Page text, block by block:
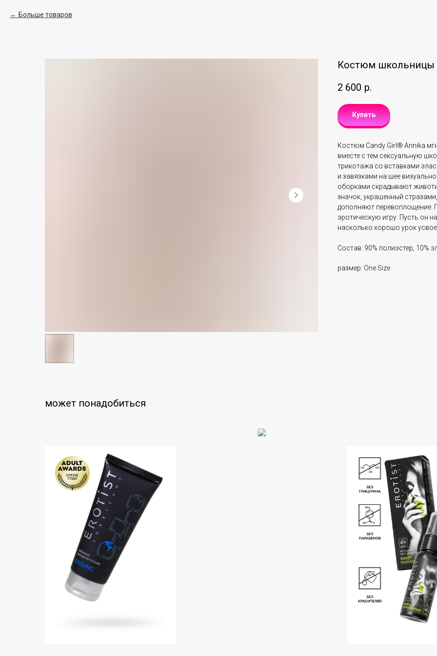
Больше товаров
Костюм школьницы
2 600 р.
Купить
Костюм Candy Girl® Annika
вместе с тем сексуальную
трикотажа со вставками
и завязками на шее
оборками скрадывают
значок, украшенный
дополняют перевоплощение.
эротическую игру. Пусть он
насколько хорошо урок
Состав: 90% полиэстер, 10%
размер: One Size
может понадобиться